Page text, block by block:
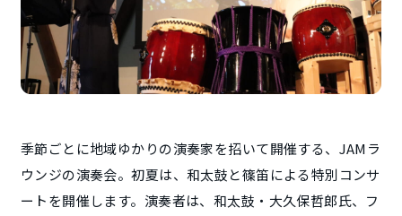
季節ごとに地域ゆかりの演奏家を招いて開催する、JAMラ
ウンジの演奏会。初夏は、和太鼓と篠笛による特別コンサ
ートを開催します。演奏者は、和太鼓・大久保哲郎氏、フ